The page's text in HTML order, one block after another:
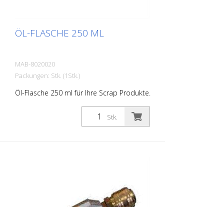
ÖL-FLASCHE 250 ML
MAB-8020020
Packungen: Stk. (1Stk.)
Öl-Flasche 250 ml für Ihre Scrap Produkte.
Stk.